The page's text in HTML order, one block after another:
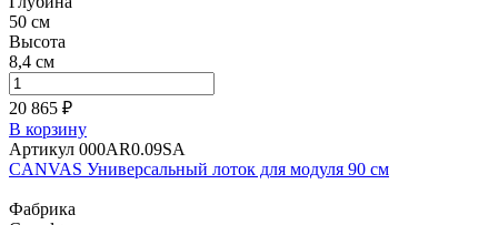
50 см
Высота
8,4 см
20 865 ₽
В корзину
Артикул 000AR0.09SA
CANVAS Универсальный лоток для модуля 90 см
Фабрика